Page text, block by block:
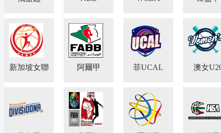
新加坡女聯 阿爾甲 菲UCAL 澳女